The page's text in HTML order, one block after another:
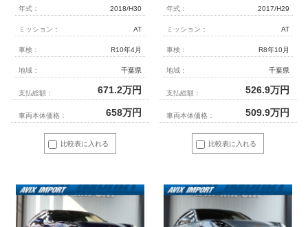
比較表に入れる
年式： 2018/H30
ミッション： AT
車検： R10年4月
地域： 千葉県
支払総額： 671.2万円
車両本体価格： 658万円
比較表に入れる
年式： 2017/H29
ミッション： AT
車検： R8年10月
地域： 千葉県
支払総額： 526.9万円
車両本体価格： 509.9万円